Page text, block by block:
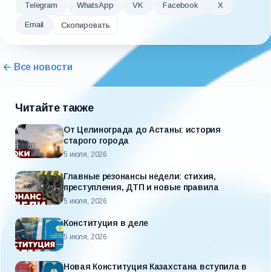
Telegram WhatsApp VK Facebook X
Email Скопировать
← Все новости
Читайте также
От Целинограда до Астаны: история
старого города
5 июля, 2026
Главные резонансы недели: стихия,
преступления, ДТП и новые правила
5 июля, 2026
Конституция в деле
5 июля, 2026
Новая Конституция Казахстана вступила в